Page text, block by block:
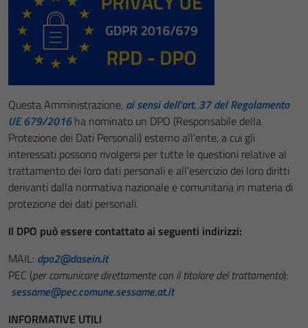
Questa Amministrazione, ai sensi dell’art. 37 del Regolamento
UE 679/2016ha nominato un DPO (Responsabile della
Protezione dei Dati Personali) esterno all’ente, a cui gli
interessati possono rivolgersi per tutte le questioni relative al
trattamento dei loro dati personali e all’esercizio dei loro diritti
derivanti dalla normativa nazionale e comunitaria in materia di
protezione dei dati personali.
Il DPO può essere contattato ai seguenti indirizzi:
MAIL: dpo2@dasein.it
PEC (per comunicare direttamente con il titolare del trattamento):
sessame@pec.comune.sessame.at.it
INFORMATIVE UTILI